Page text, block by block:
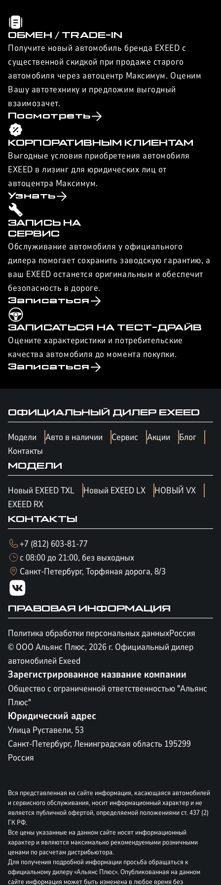
ОБМЕН / TRADE-IN
Получите новый автомобиль бренда EXEED с
существенной скидкой при продаже старого
автомобиля через автоцентр Максимум. Оценим
Вашу автотехнику и предложим выгодный
взаимозачет.
Посмотреть
КОРПОРАТИВНЫМ КЛИЕНТАМ
Выгодные условия приобретения автомобиля
EXEED в лизинг для юридических лиц от
автоцентра Максимум.
Узнать
ЗАПИСЬ НА
СЕРВИС
Обслуживание автомобиля у официального
дилера помогает сохранить заводскую гарантию, а
ваш EXEED останется оригинальным и обеспечит
безопасность в дороге.
Записаться
ЗАПИСАТЬСЯ НА ТЕСТ-ДРАЙВ
Оцените характеристики и потребительские
качества автомобиля до момента покупки.
Записаться
ОФИЦИАЛЬНЫЙ ДИЛЕР EXEED
Модели Авто в наличии Сервис Акции
Блог
Контакты
МОДЕЛИ
Новый EXEED TXL Новый EXEED LX
НОВЫЙ VX
EXEED RX
КОНТАКТЫ
+7 (812) 603-81-77
с 08:00 до 21:00, без выходных
Санкт-Петербург, Торфяная дорога, 8/3
ПРАВОВАЯ ИНФОРМАЦИЯ
Политика обработки персональных данныхРоссия
© ООО Альянс Плюс, 2026 г. Официальный дилер
автомобилей Exeed
Зарегистрированное название компании
Общество с ограниченной ответственностью "Альянс
Плюс"
Юридический адрес
Улица Руставели, 53
Санкт-Петербург, Ленинградская область 195299
Россия
Вся представленная на сайте информация, касающаяся автомобилей
и сервисного обслуживания, носит информационный характер и не
является публичной офертой, определяемой положениями ст. 437 (2)
ГК РФ.
Все цены указанные на данном сайте носят информационный
характер и являются максимально рекомендуемыми розничными
ценами по расчетам дистрибьютора.
Для получения подробной информации просьба обращаться к
официальному дилеру «Альянс Плюс». Опубликованная на данном
сайте информация может быть изменена в любое время без